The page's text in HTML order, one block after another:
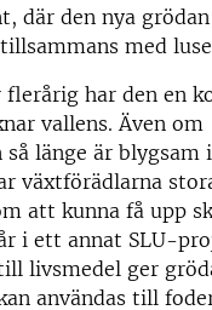
där den nya
med
flerårig har den en
vallens. Även om
så länge är blygsam
växtförädlarna
att kunna få upp
i ett annat SLU-
livsmedel ger
användas till